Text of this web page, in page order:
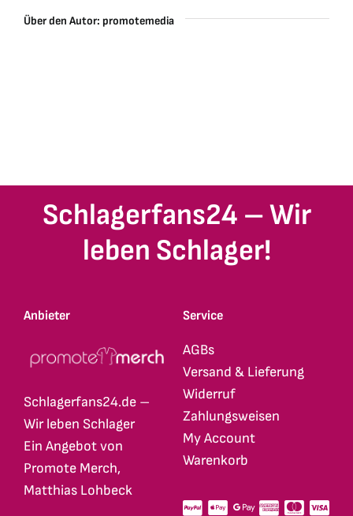
Über den Autor: promotemedia
Schlagerfans24 – Wir
leben Schlager!
Anbieter
Schlagerfans24.de –
Wir leben Schlager
Ein Angebot von
Promote Merch,
Matthias Lohbeck
Service
AGBs
Versand & Lieferung
Widerruf
Zahlungsweisen
My Account
Warenkorb